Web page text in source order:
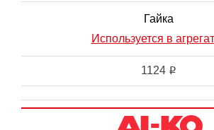
Гайка
Используется в
1124 i